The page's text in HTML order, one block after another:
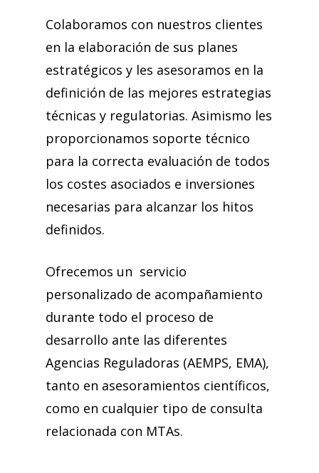
Colaboramos con nuestros clientes
en la elaboración de sus planes
estratégicos y les asesoramos en la
definición de las mejores estrategias
técnicas y regulatorias. Asimismo les
proporcionamos soporte técnico
para la correcta evaluación de todos
los costes asociados e inversiones
necesarias para alcanzar los hitos
definidos.
Ofrecemos un servicio
personalizado de acompañamiento
durante todo el proceso de
desarrollo ante las diferentes
Agencias Reguladoras (AEMPS, EMA),
tanto en asesoramientos científicos,
como en cualquier tipo de consulta
relacionada con MTAs.